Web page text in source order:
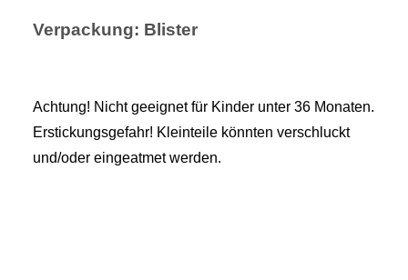
Verpackung: Blister
Achtung! Nicht geeignet für Kinder unter 36 Monaten.
Erstickungsgefahr! Kleinteile könnten verschluckt
und/oder eingeatmet werden.